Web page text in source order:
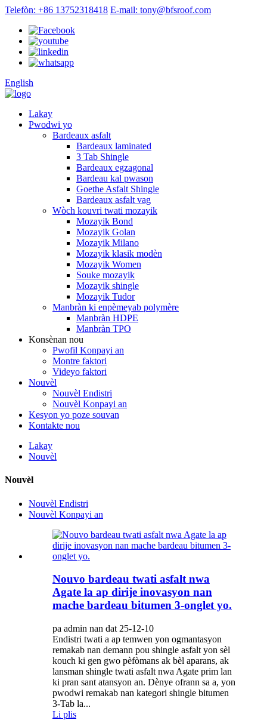
Telefòn: +86 13752318418 E-mail: tony@bfsroof.com
English
Lakay
Pwodwi yo
Bardeaux asfalt
Bardeaux laminated
3 Tab Shingle
Bardeaux egzagonal
Bardeau kal pwason
Goethe Asfalt Shingle
Bardeaux asfalt vag
Wòch kouvri twati mozayik
Mozayik Bond
Mozayik Golan
Mozayik Milano
Mozayik klasik modèn
Mozayik Women
Souke mozayik
Mozayik shingle
Mozayik Tudor
Manbràn ki enpèmeyab polymère
Manbràn HDPE
Manbràn TPO
Konsènan nou
Pwofil Konpayi an
Montre faktori
Videyo faktori
Nouvèl
Nouvèl Endistri
Nouvèl Konpayi an
Kesyon yo poze souvan
Kontakte nou
Lakay
Nouvèl
Nouvèl
Nouvèl Endistri
Nouvèl Konpayi an
Nouvo bardeau twati asfalt nwa
Agate la ap dirije inovasyon nan
mache bardeau bitumen 3-onglet yo.
pa admin nan dat 25-12-10
Endistri twati a ap temwen yon ogmantasyon
remakab nan demann pou shingle asfalt yon sèl
kouch ki gen gwo pèfòmans ak bèl aparans, ak
lansman shingle twati asfalt nwa Agate prim lan
ki pran sant atansyon an. Dènye ofrann sa a, yon
pwodwi remakab nan kategori shingle bitumen
3-Tab la...
Li plis